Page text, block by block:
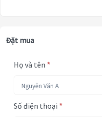
Đặt mua
Họ và tên *
Số điện thoại *